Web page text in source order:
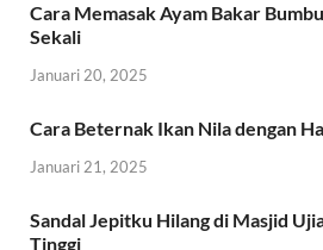
Cara Memasak Ayam Bakar
Sekali
Januari 20, 2025
Cara Beternak Ikan Nila dengan
Januari 21, 2025
Sandal Jepitku Hilang di Masjid
Tinggi